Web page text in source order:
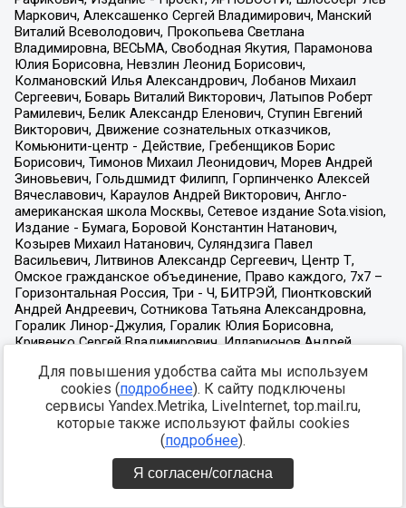
Для повышения удобства сайта мы используем
cookies (подробнее). К сайту подключены
сервисы Yandex.Metrika, LiveInternet, top.mail.ru,
которые также используют файлы cookies
(подробнее).
Я согласен/согласна